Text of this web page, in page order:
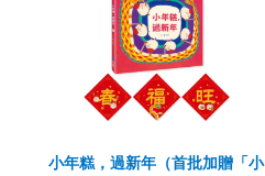
小年糕，過新年（首批加贈「小